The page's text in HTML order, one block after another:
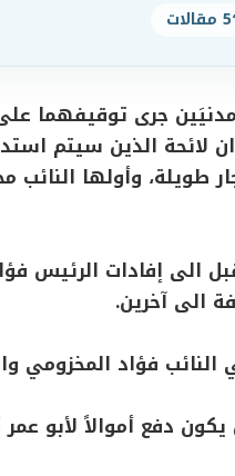
جرى توقيفهما
لائحة الذين سيتم
طويلة، وأولها
الى إفادات الرئيس
الى آخرين.
النائب فؤاد
دفع أموالاً لأبو